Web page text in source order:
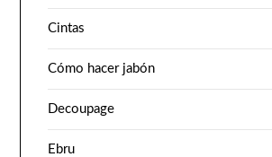
Cintas
Cómo hacer jabón
Decoupage
Ebru